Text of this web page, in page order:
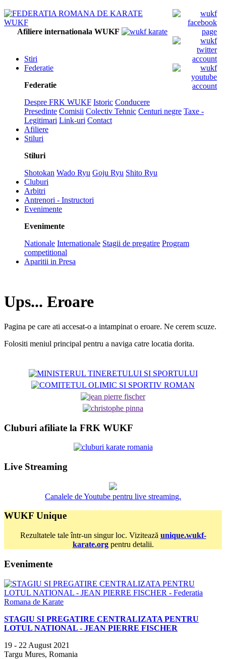
Afiliere internationala WUKF
Stiri
Federatie
Federatie
Despre FRK WUKF Istoric Conducere
Presedinte Comisii Colectiv Tehnic Centuri negre Taxe -
Legitimari Link-uri Contact
Afiliere
Stiluri
Stiluri
Shotokan Wado Ryu Goju Ryu Shito Ryu
Cluburi
Arbitri
Antrenori - Instructori
Evenimente
Evenimente
Nationale Internationale Stagii de pregatire Program
competitional
Aparitii in Presa
Ups... Eroare
Pagina pe care ati accesat-o a intampinat o eroare. Ne cerem scuze.
Folositi meniul principal pentru a naviga catre locatia dorita.
Cluburi afiliate la FRK WUKF
Live Streaming
Canalele de Youtube pentru live streaming.
WUKF Unique
Rezultatele tale într-un singur loc. Vizitează unique.wukf-
karate.orgpentru detalii.
Evenimente
STAGIU SI PREGATIRE CENTRALIZATA PENTRU
LOTUL NATIONAL - JEAN PIERRE FISCHER
19 - 22 August 2021
Targu Mures, Romania